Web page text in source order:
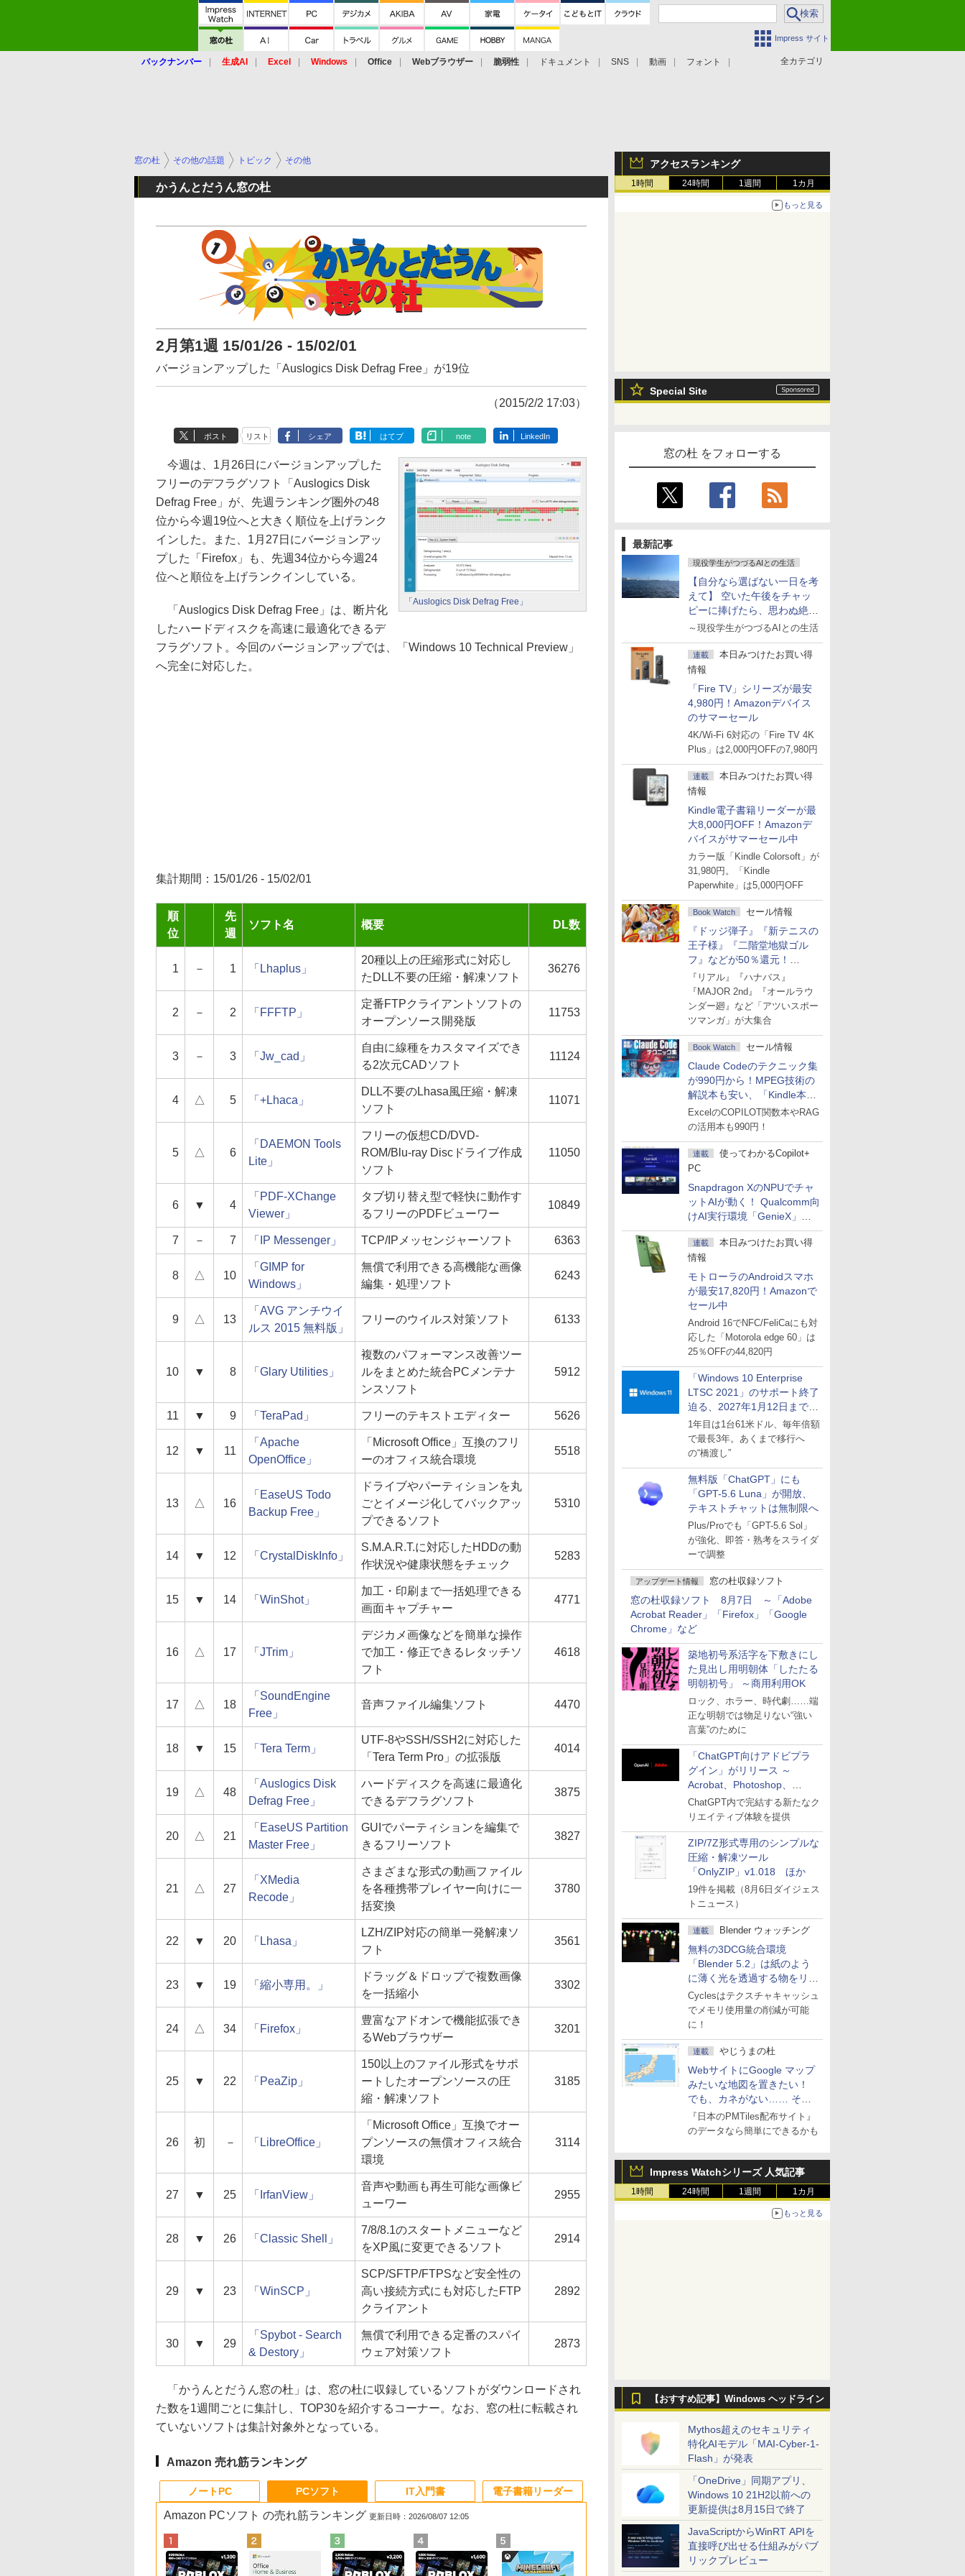
Impress サイト
全カテゴリ
バックナンバー 生成AI Excel Windows Office Webブラウザー 脆弱性 ドキュメント SNS 動画 フォント
アクセスランキング
1時間 24時間 1週間 1カ月
もっと見る
Special Site
窓の杜 をフォローする
最新記事
現役学生がつづるAIとの生活
【自分なら選ばない一日を考
えて】 空いた午後をチャッ
ピーに捧げたら、思わぬ絶景
に出会った話
～現役学生がつづるAIとの生活
連載
本日みつけたお買い得
情報
「Fire TV」シリーズが最安
4,980円！Amazonデバイス
のサマーセール
4K/Wi-Fi 6対応の「Fire TV 4K
Plus」は2,000円OFFの7,980円
連載
本日みつけたお買い得
情報
Kindle電子書籍リーダーが最
大8,000円OFF！Amazonデ
バイスがサマーセール中
カラー版「Kindle Colorsoft」が
31,980円。「Kindle
Paperwhite」は5,000円OFF
Book Watch セール情報
『ドッジ弾子』『新テニスの
王子様』『二階堂地獄ゴル
フ』などが50％還元！
Amazonマンガ週末セール
『リアル』『ハナバス』
『MAJOR 2nd』『オールラウ
ンダー廻』など「アツいスポー
ツマンガ」が大集合
Book Watch セール情報
Claude Codeのテクニック集
が990円から！MPEG技術の
解説本も安い、「Kindle本サ
マーセール」第2弾開始！
ExcelのCOPILOT関数本やRAG
の活用本も990円！
連載
使ってわかるCopilot+
PC
Snapdragon XのNPUでチャ
ットAIが動く！ Qualcomm向
けAI実行環境「GenieX」を
試してみた
連載
本日みつけたお買い得
情報
モトローラのAndroidスマホ
が最安17,820円！Amazonで
セール中
Android 16でNFC/FeliCaにも対
応した「Motorola edge 60」は
25％OFFの44,820円
「Windows 10 Enterprise
LTSC 2021」のサポート終了
迫る、2027年1月12日まで
～ESUは9月1日から販売
1年目は1台61米ドル、毎年倍額
で最長3年。あくまで移行へ
の“橋渡し”
無料版「ChatGPT」にも
「GPT-5.6 Luna」が開放、
テキストチャットは無制限へ
Plus/Proでも「GPT-5.6 Sol」
が強化、即答・熟考をスライダ
ーで調整
アップデート情報 窓の杜収録ソフト
窓の杜収録ソフト 8月7日 ～「Adobe
Acrobat Reader」「Firefox」「Google
Chrome」など
築地初号系活字を下敷きにし
た見出し用明朝体「したたる
明朝初号」 ～商用利用OK
ロック、ホラー、時代劇……端
正な明朝では物足りない“強い
言葉”のために
「ChatGPT向けアドビプラ
グイン」がリリース ～
Acrobat、Photoshop、
Premiereなどの機能を1つの
プラグインに統合
ChatGPT内で完結する新たなク
リエイティブ体験を提供
ZIP/7Z形式専用のシンプルな
圧縮・解凍ツール
「OnlyZIP」v1.018 ほか
19件を掲載（8月6日ダイジェス
トニュース）
連載 Blender ウォッチング
無料の3DCG統合環境
「Blender 5.2」は紙のよう
に薄く光を透過する物をリア
ルに表現
Cyclesはテクスチャキャッシュ
でメモリ使用量の削減が可能
に！
連載 やじうまの杜
WebサイトにGoogle マップ
みたいな地図を置きたい！
でも、カネがない…… そん
な人に朗報！
『日本のPMTiles配布サイト』
のデータなら簡単にできるかも
Impress Watchシリーズ 人気記事
1時間 24時間 1週間 1カ月
もっと見る
【おすすめ記事】Windows ヘッドライン
Mythos超えのセキュリティ
特化AIモデル「MAI-Cyber-1-
Flash」が発表
「OneDrive」同期アプリ、
Windows 10 21H2以前への
更新提供は8月15日で終了
JavaScriptからWinRT APIを
直接呼び出せる仕組みがパブ
リックプレビュー
窓の杜 その他の話題 トピック その他
かうんとだうん窓の杜
2月第1週 15/01/26 - 15/02/01
バージョンアップした「Auslogics Disk Defrag Free」が19位
（2015/2/2 17:03）
ポスト リスト シェア はてブ note LinkedIn
「Auslogics Disk Defrag Free」
今週は、1月26日にバージョンアップした
フリーのデフラグソフト「Auslogics Disk
Defrag Free」が、先週ランキング圏外の48
位から今週19位へと大きく順位を上げランク
インした。また、1月27日にバージョンアッ
プした「Firefox」も、先週34位から今週24
位へと順位を上げランクインしている。
「Auslogics Disk Defrag Free」は、断片化
したハードディスクを高速に最適化できるデ
フラグソフト。今回のバージョンアップでは、「Windows 10 Technical Preview」
へ完全に対応した。
集計期間：15/01/26 - 15/02/01
順
位
先
週
ソフト名 概要 DL数
1 － 1 「Lhaplus」
20種以上の圧縮形式に対応し
たDLL不要の圧縮・解凍ソフト
36276
2 － 2 「FFFTP」
定番FTPクライアントソフトの
オープンソース開発版
11753
3 － 3 「Jw_cad」
自由に線種をカスタマイズでき
る2次元CADソフト
11124
4 △ 5 「+Lhaca」
DLL不要のLhasa風圧縮・解凍
ソフト
11071
5 △ 6
「DAEMON Tools
Lite」
フリーの仮想CD/DVD-
ROM/Blu-ray Discドライブ作成
ソフト
11050
6 ▼ 4
「PDF-XChange
Viewer」
タブ切り替え型で軽快に動作す
るフリーのPDFビューワー
10849
7 － 7 「IP Messenger」 TCP/IPメッセンジャーソフト 6363
8 △ 10
「GIMP for
Windows」
無償で利用できる高機能な画像
編集・処理ソフト
6243
9 △ 13
「AVG アンチウイ
ルス 2015 無料版」
フリーのウイルス対策ソフト 6133
10 ▼ 8 「Glary Utilities」
複数のパフォーマンス改善ツー
ルをまとめた統合PCメンテナ
ンスソフト
5912
11 ▼ 9 「TeraPad」 フリーのテキストエディター 5626
12 ▼ 11
「Apache
OpenOffice」
「Microsoft Office」互換のフリ
ーのオフィス統合環境
5518
13 △ 16
「EaseUS Todo
Backup Free」
ドライブやパーティションを丸
ごとイメージ化してバックアッ
プできるソフト
5310
14 ▼ 12 「CrystalDiskInfo」
S.M.A.R.T.に対応したHDDの動
作状況や健康状態をチェック
5283
15 ▼ 14 「WinShot」
加工・印刷まで一括処理できる
画面キャプチャー
4771
16 △ 17 「JTrim」
デジカメ画像などを簡単な操作
で加工・修正できるレタッチソ
フト
4618
17 △ 18
「SoundEngine
Free」
音声ファイル編集ソフト 4470
18 ▼ 15 「Tera Term」
UTF-8やSSH/SSH2に対応した
「Tera Term Pro」の拡張版
4014
19 △ 48
「Auslogics Disk
Defrag Free」
ハードディスクを高速に最適化
できるデフラグソフト
3875
20 △ 21
「EaseUS Partition
Master Free」
GUIでパーティションを編集で
きるフリーソフト
3827
21 △ 27
「XMedia
Recode」
さまざまな形式の動画ファイル
を各種携帯プレイヤー向けに一
括変換
3780
22 ▼ 20 「Lhasa」
LZH/ZIP対応の簡単一発解凍ソ
フト
3561
23 ▼ 19 「縮小専用。」
ドラッグ＆ドロップで複数画像
を一括縮小
3302
24 △ 34 「Firefox」
豊富なアドオンで機能拡張でき
るWebブラウザー
3201
25 ▼ 22 「PeaZip」
150以上のファイル形式をサポ
ートしたオープンソースの圧
縮・解凍ソフト
3185
26 初 － 「LibreOffice」
「Microsoft Office」互換でオー
プンソースの無償オフィス統合
環境
3114
27 ▼ 25 「IrfanView」
音声や動画も再生可能な画像ビ
ューワー
2955
28 ▼ 26 「Classic Shell」
7/8/8.1のスタートメニューなど
をXP風に変更できるソフト
2914
29 ▼ 23 「WinSCP」
SCP/SFTP/FTPSなど安全性の
高い接続方式にも対応したFTP
クライアント
2892
30 ▼ 29
「Spybot - Search
& Destory」
無償で利用できる定番のスパイ
ウェア対策ソフト
2873
「かうんとだうん窓の杜」は、窓の杜に収録しているソフトがダウンロードされ
た数を1週間ごとに集計し、TOP30を紹介するコーナー。なお、窓の杜に転載され
ていないソフトは集計対象外となっている。
Amazon 売れ筋ランキング
ノートPC PCソフト
Amazon PCソフト の売れ筋ランキング 更新日時：2026/08/07 12:05
IT入門書 電子書籍リーダー